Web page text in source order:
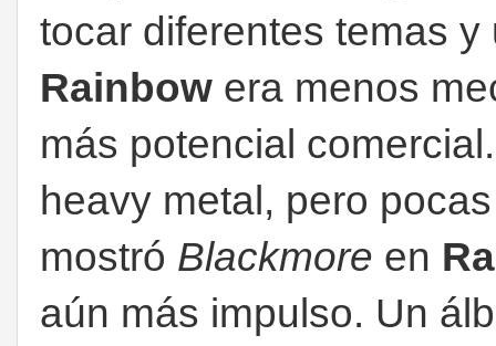
tocar diferentes temas
Rainbow era menos
más potencial
heavy metal, pero
mostró Blackmore en
aún más impulso. Un